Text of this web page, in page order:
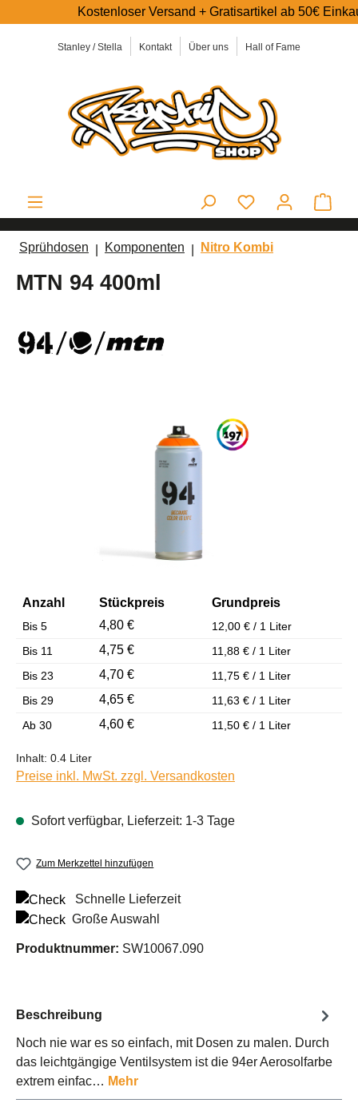
springen
Stanley / Stella Kontakt Über uns Hall of Fame
Kostenloser Versand + Gratisartikel ab 50€
Sprühdosen Komponenten Nitro Kombi
MTN 94 400ml
Anzahl Stückpreis Grundpreis
Bis 5 4,80 €
12,00 € / 1 Liter
Bis 11 4,75 €
11,88 € / 1 Liter
Bis 23 4,70 €
11,75 € / 1 Liter
Bis 29 4,65 €
11,63 € / 1 Liter
Ab 30 4,60 € 11,50 € / 1 Liter
Inhalt: 0.4 Liter
Preise inkl. MwSt. zzgl. Versandkosten
Sofort verfügbar, Lieferzeit: 1-3 Tage
Zum Merkzettel hinzufügen
Schnelle Lieferzeit
Große Auswahl
Produktnummer: SW10067.090
Beschreibung
Noch nie war es so einfach, mit Dosen zu malen. Durch
das leichtgängige Ventilsystem ist die 94er Aerosolfarbe
extrem einfac… Mehr